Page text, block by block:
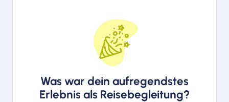
Was war dein aufregendstes
Erlebnis als Reisebegleitung?
Ein unvergessliches Erlebnis war
ein Konzert in Kautokeino bei
minus 30 Grad, wo ein Flügel
durch das Dach einer Waldkapelle
eingelassen wurde.